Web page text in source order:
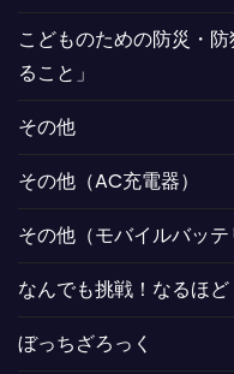
こどものための防災・
ること」
その他
その他（AC充電器）
その他（モバイルバッテ
なんでも挑戦！なるほど
ぼっちざろっく